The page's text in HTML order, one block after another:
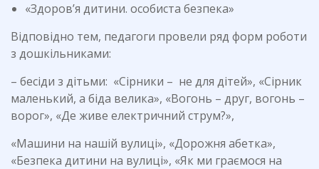
«Здоров’я дитини. особиста безпека»
Відповідно тем, педагоги провели ряд форм роботи
з дошкільниками:
– бесіди з дітьми: «Сірники – не для дітей», «Сірник
маленький, а біда велика», «Вогонь – друг, вогонь –
ворог», «Де живе електричний струм?»,
«Машини на нашій вулиці», «Дорожня абетка»,
«Безпека дитини на вулиці», «Як ми граємося на